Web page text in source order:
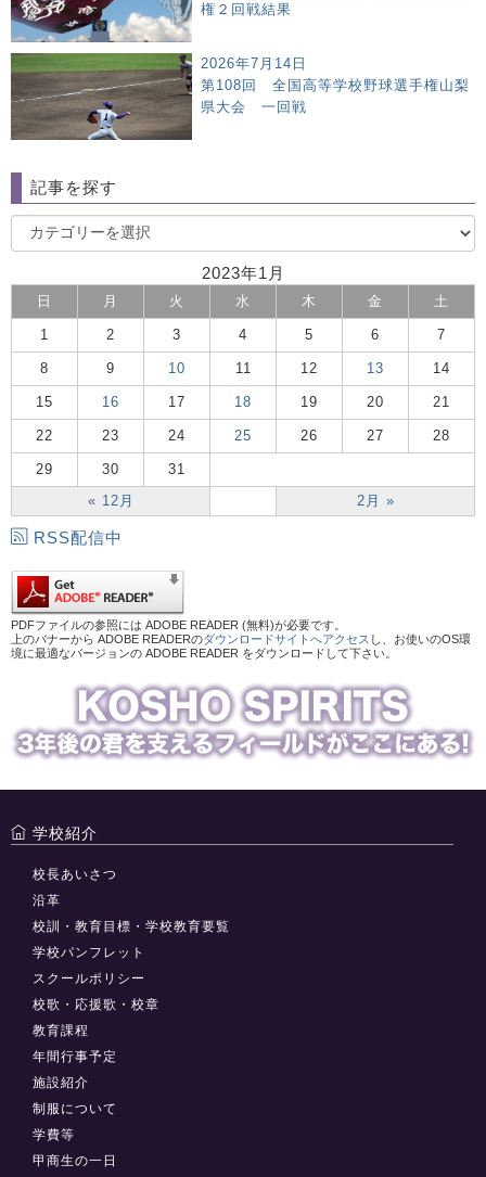
権２回戦結果
2026年7月14日
第108回 全国高等学校野球選手権山梨
県大会 一回戦
記事を探す
2023年1月
日 月 火 水 木 金 土
« 12月 2月 »
1 2 3 4 5 6 7
8 9 10 11 12 13 14
15 16 17 18 19 20 21
22 23 24 25 26 27 28
29 30 31
RSS配信中
PDFファイルの参照には ADOBE READER (無料)が必要です。
上のバナーから ADOBE READERのダウンロードサイトへアクセス し、お使いのOS環
境に最適なバージョンの ADOBE READER をダウンロードして下さい。
学校紹介
校長あいさつ
沿革
校訓・教育目標・学校教育要覧
学校パンフレット
スクールポリシー
校歌・応援歌・校章
教育課程
年間行事予定
施設紹介
制服について
学費等
甲商生の一日